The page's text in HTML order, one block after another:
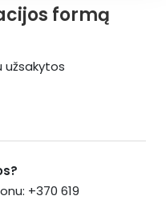
formą
užsakytos
+370 619